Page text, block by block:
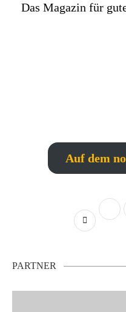
Das Magazin für
Auf dem
PARTNER